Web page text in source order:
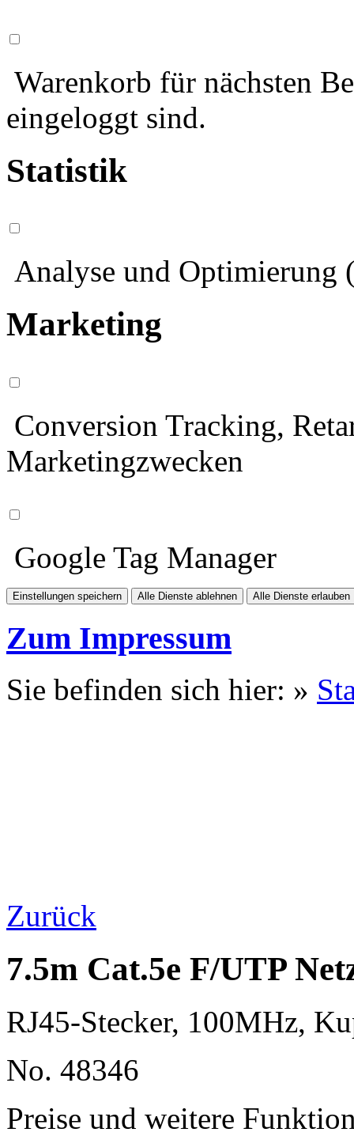
Warenkorb für nächsten
eingeloggt sind.
Statistik
Analyse und Optimierung
Marketing
Conversion Tracking,
Marketingzwecken
Google Tag Manager
Einstellungen speichern Alle Dienste ablehnen Alle Dienste erlauben
Zum Impressum
Sie befinden sich hier: »
Zurück
7.5m Cat.5e F/UTP
RJ45-Stecker, 100MHz,
No. 48346
Preise und weitere